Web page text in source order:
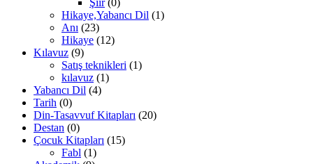
Şiir (0)
Hikaye,Yabancı Dil (1)
Anı (23)
Hikaye (12)
Kılavuz (9)
Satış teknikleri (1)
kılavuz (1)
Yabancı Dil (4)
Tarih (0)
Din-Tasavvuf Kitapları (20)
Destan (0)
Çocuk Kitapları (15)
Fabl (1)